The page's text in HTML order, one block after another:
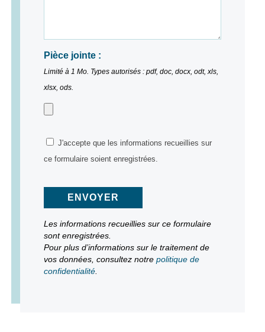
Pièce jointe :
Limité à 1 Mo. Types autorisés : pdf, doc, docx, odt, xls,
xlsx, ods.
J'accepte que les informations recueillies sur
ce formulaire soient enregistrées.
Les informations recueillies sur ce formulaire
sont enregistrées.
Pour plus d’informations sur le traitement de
vos données, consultez notre politique de
confidentialité.